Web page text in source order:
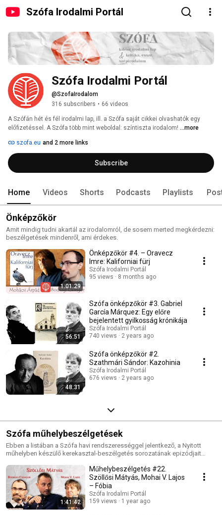
Szófa Irodalmi Portál
Szófa Irodalmi Portál
@SzofaIrodalom
316 subscribers • 66 videos
A Szófán hét és fél irodalmi lap, ill. a Szófa saját cikkei olvashatók egy
előfizetéssel. A Szófa több mint weboldal: színtiszta irodalom! ...more
szofa.eu and 2 more links
Subscribe
Home Videos Shorts Podcasts Playlists
Önképzőkör
Amit mindig tudni akartál az irodalomról, de sosem merted megkérdezni:
beszélgetések mindenről, ami érdekes.
1:01:29
Önképzőkör #4. – Oravecz
Imre: Kaliforniai fürj
Szófa Irodalmi Portál
95 views
8 months ago
56:51
Szófa önképzőkör #3. Gabriel
García Márquez: Egy előre
bejelentett gyilkosság krónikája
Szófa Irodalmi Portál
740 views
2 years ago
48:31
Szófa önképzőkör #2.
Szathmári Sándor: Kazohinia
Szófa Irodalmi Portál
676 views
2 years ago
Szófa műhelybeszélgetések
Ebben a listában a Szófa havi rendszerességgel jelentkező, a Nyitott
műhelyben készülő kerekasztal-beszélgetés sorozatának epizódjait
1:41:42
Műhelybeszélgetés #22.
Szöllősi Mátyás, Mohai V. Lajos
– Fóbia
Szófa Irodalmi Portál
159 views
1 year ago